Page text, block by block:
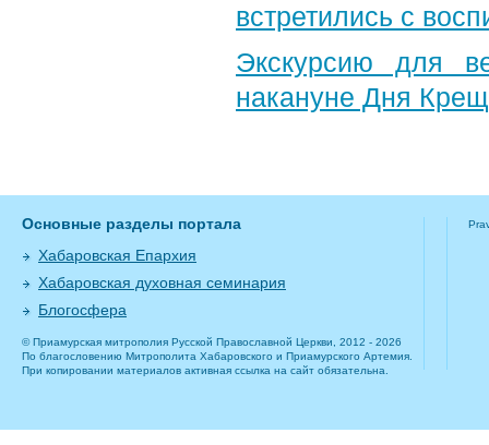
встретились с
Экскурсию для
накануне Дня
Основные разделы портала
Хабаровская Епархия
Хабаровская духовная семинария
Блогосфера
© Приамурская митрополия Русской Православной Церкви, 2012 - 2026
По благословению Митрополита Хабаровского и Приамурского Артемия.
При копировании материалов активная ссылка на сайт обязательна.